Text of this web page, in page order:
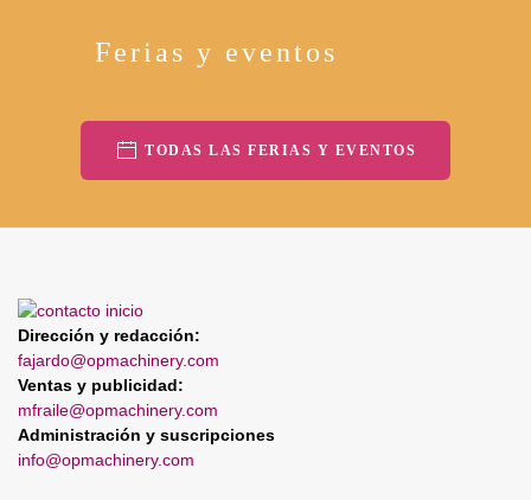
Ferias y eventos
TODAS LAS FERIAS Y EVENTOS
Dirección y redacción:
fajardo@opmachinery.com
Ventas y publicidad:
mfraile@opmachinery.com
Administración y suscripciones
info@opmachinery.com